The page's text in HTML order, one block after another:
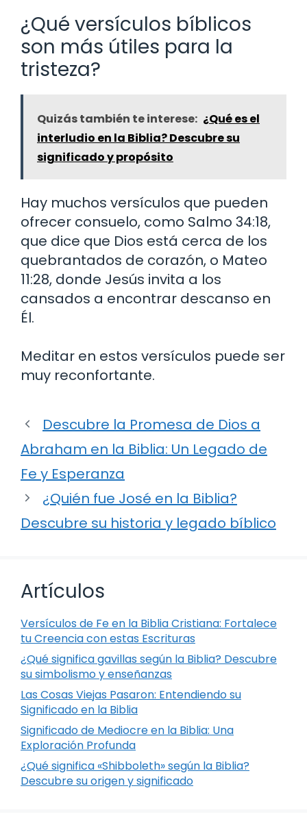
¿Qué versículos bíblicos
son más útiles para la
tristeza?
Quizás también te interese: ¿Qué es el
interludio en la Biblia? Descubre su
significado y propósito
Hay muchos versículos que pueden
ofrecer consuelo, como Salmo 34:18,
que dice que Dios está cerca de los
quebrantados de corazón, o Mateo
11:28, donde Jesús invita a los
cansados a encontrar descanso en
Él.
Meditar en estos versículos puede ser
muy reconfortante.
Descubre la Promesa de Dios a
Abraham en la Biblia: Un Legado de
Fe y Esperanza
¿Quién fue José en la Biblia?
Descubre su historia y legado bíblico
Artículos
Versículos de Fe en la Biblia Cristiana: Fortalece
tu Creencia con estas Escrituras
¿Qué significa gavillas según la Biblia? Descubre
su simbolismo y enseñanzas
Las Cosas Viejas Pasaron: Entendiendo su
Significado en la Biblia
Significado de Mediocre en la Biblia: Una
Exploración Profunda
¿Qué significa «Shibboleth» según la Biblia?
Descubre su origen y significado